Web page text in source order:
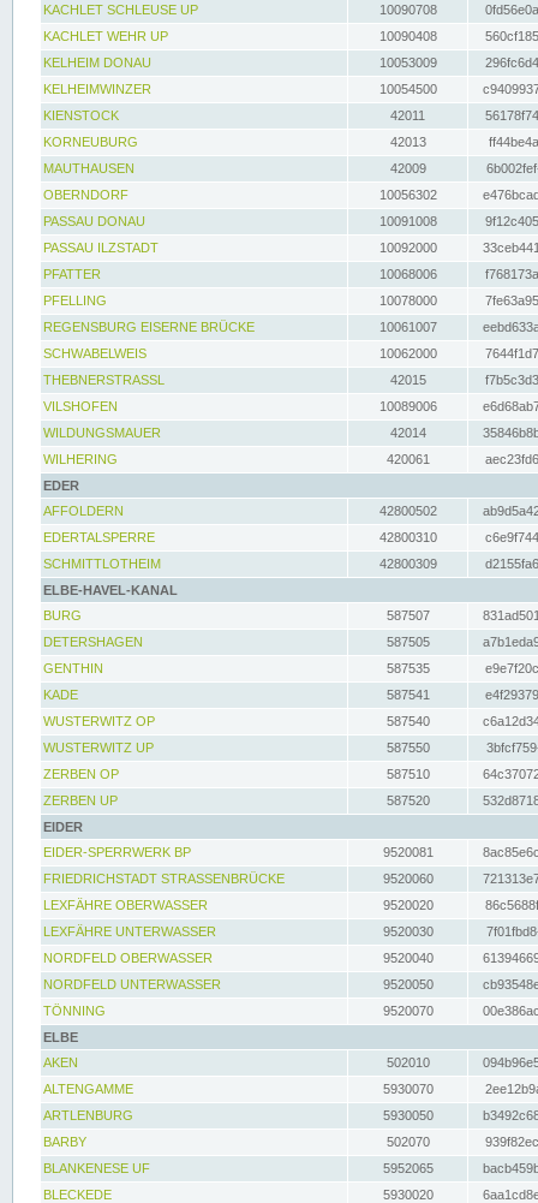
KACHLET SCHLEUSE UP
10090708
KACHLET WEHR UP
10090408
KELHEIM DONAU
10053009
KELHEIMWINZER
10054500
KIENSTOCK
42011
KORNEUBURG
42013
MAUTHAUSEN
42009
OBERNDORF
10056302
PASSAU DONAU
10091008
PASSAU ILZSTADT
10092000
PFATTER
10068006
PFELLING
10078000
REGENSBURG EISERNE BRÜCKE
10061007
SCHWABELWEIS
10062000
THEBNERSTRASSL
42015
VILSHOFEN
10089006
WILDUNGSMAUER
42014
WILHERING
420061
EDER
AFFOLDERN
42800502
EDERTALSPERRE
42800310
SCHMITTLOTHEIM
42800309
ELBE-HAVEL-KANAL
BURG
587507
DETERSHAGEN
587505
GENTHIN
587535
KADE
587541
WUSTERWITZ OP
587540
WUSTERWITZ UP
587550
ZERBEN OP
587510
ZERBEN UP
587520
EIDER
EIDER-SPERRWERK BP
9520081
FRIEDRICHSTADT STRASSENBRÜCKE
9520060
LEXFÄHRE OBERWASSER
9520020
LEXFÄHRE UNTERWASSER
9520030
NORDFELD OBERWASSER
9520040
NORDFELD UNTERWASSER
9520050
TÖNNING
9520070
ELBE
AKEN
502010
ALTENGAMME
5930070
ARTLENBURG
5930050
BARBY
502070
BLANKENESE UF
5952065
BLECKEDE
5930020